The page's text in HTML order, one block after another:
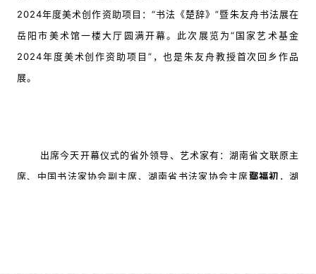
2024年度美术创作资助项目：“书法《楚辞》”暨朱友舟书法展在
岳阳市美术馆一楼大厅圆满开幕。此次展览为“国家艺术基金
2024年度美术创作资助项目” ，也是朱友舟教授首次回乡作品
展。
出席今天开幕仪式的省外领导、艺术家有：湖南省文联原主
席、中国书法家协会副主席、湖南省书法家协会主席鄢福初 ，湖